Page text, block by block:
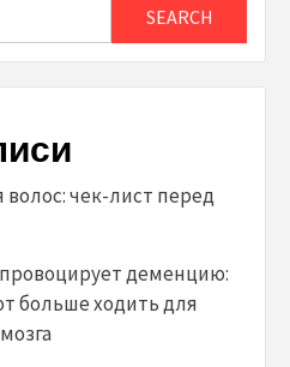
SEARCH
чек-лист перед
деменцию:
больше ходить для